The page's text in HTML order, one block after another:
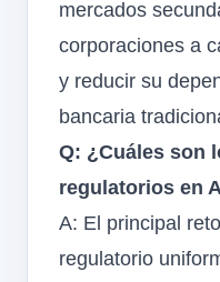
mercados
corporaciones a
y reducir su
bancaria
Q: ¿Cuáles son
regulatorios en
A: El principal
regulatorio